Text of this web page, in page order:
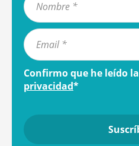
Confirmo que he leído la
privacidad*